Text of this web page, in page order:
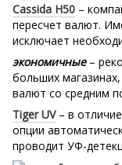
Cassida H50 –
пересчет валют.
исключает
экономичные–
больших
валют со средним
Tiger UV– в отличие
опции
проводит УФ-